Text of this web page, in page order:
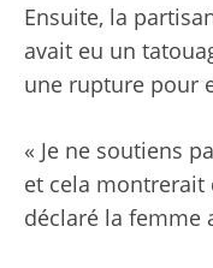
Ensuite, la
avait eu un
une rupture pour
« Je ne soutiens
et cela montrerait
déclaré la femme